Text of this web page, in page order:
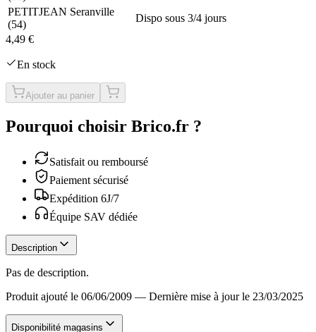
PETITJEAN Seranville
(54)
Dispo sous 3/4 jours
4,49 €
En stock
Ajouter au panier
Pourquoi choisir Brico.fr ?
Satisfait ou remboursé
Paiement sécurisé
Expédition 6J/7
Équipe SAV dédiée
Description
Pas de description.
Produit ajouté le 06/06/2009 — Dernière mise à jour le 23/03/2025
Disponibilité magasins